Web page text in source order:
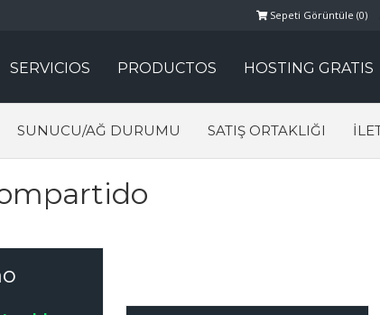
Sepeti Görüntüle (0)
SERVICIOS PRODUCTOS HOSTING GRATIS
SUNUCU/AĞ DURUMU SATIŞ ORTAKLIĞI